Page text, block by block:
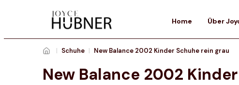
Home Über
| Schuhe | New Balance 2002 Kinder Schuhe rein grau
New Balance 2002